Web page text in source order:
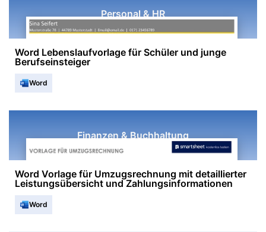
Personal & HR
Word Lebenslaufvorlage für Schüler und junge
Berufseinsteiger
Word
Finanzen & Buchhaltung
Word Vorlage für Umzugsrechnung mit detaillierter
Leistungsübersicht und Zahlungsinformationen
Word